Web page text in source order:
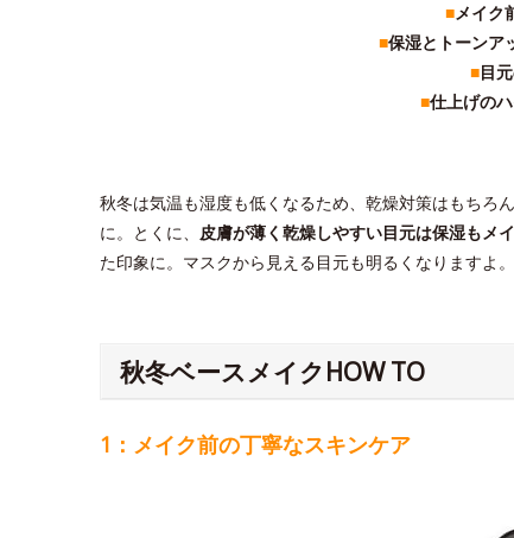
■メイク
■保湿とトーンア
■目
■仕上げの
秋冬は気温も湿度も低くなるため、乾燥対策はもちろ
に。とくに、 皮膚が薄く乾燥しやすい目元は保湿もメ
た印象に。マスクから見える目元も明るくなりますよ。
秋冬ベースメイクHOW TO
1：メイク前の丁寧なスキンケア